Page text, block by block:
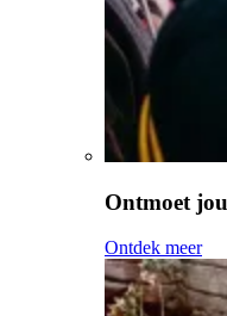
Ontmoet
Ontdek meer